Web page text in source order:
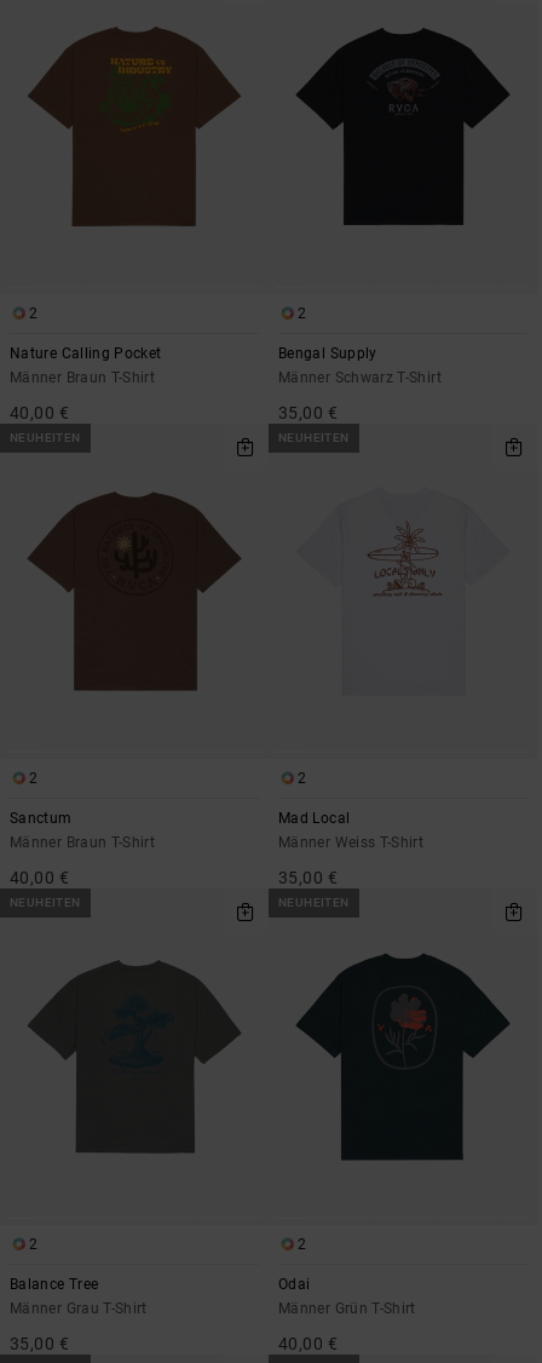
2
Nature Calling Pocket
Männer Braun T-Shirt
40,00 €
2
Bengal Supply
Männer Schwarz T-Shirt
35,00 €
NEUHEITEN
2
Sanctum
Männer Braun T-Shirt
40,00 €
NEUHEITEN
2
Mad Local
Männer Weiss T-Shirt
35,00 €
NEUHEITEN
2
Balance Tree
Männer Grau T-Shirt
35,00 €
NEUHEITEN
2
Odai
Männer Grün T-Shirt
40,00 €